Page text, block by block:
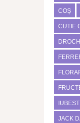
COȘ
CUTIE
JACK